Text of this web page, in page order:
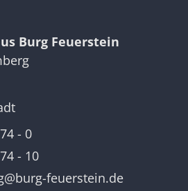
Burg Feuerstein
- 0
- 10
feuerstein.de